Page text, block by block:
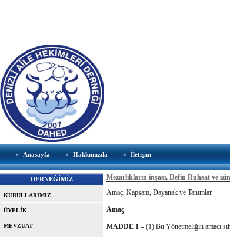
Anasayfa Hakkımızda İletişim
DERNEĞİMİZ
KURULLARIMIZ
ÜYELİK
MEVZUAT
Mezarlıkların inşası, Defin Ruhsat ve
Amaç, Kapsam, Dayanak ve Tanımlar
Amaç
MADDE 1 – (1) Bu Yönetmeliğin amacı